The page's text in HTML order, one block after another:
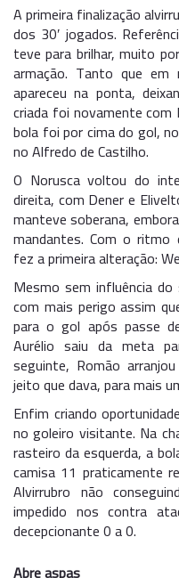
A primeira finalização
dos 30′ jogados.
teve para brilhar, muito
armação. Tanto que
apareceu na ponta,
criada foi novamente com
bola foi por cima do gol,
no Alfredo de Castilho.
O Norusca voltou do
direita, com Dener e
manteve soberana,
mandantes. Com o
fez a primeira alteração:
Mesmo sem influência
com mais perigo assim
para o gol após passe
Aurélio saiu da meta
seguinte, Romão
jeito que dava, para mais
Enfim criando
no goleiro visitante. Na
rasteiro da esquerda, a
camisa 11 praticamente
Alvirrubro não
impedido nos contra
decepcionante 0 a 0.
Abre aspas